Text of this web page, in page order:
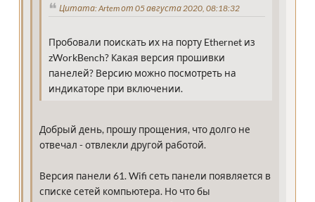
Цитата: Artem от 05 августа 2020, 08:18:32
Пробовали поискать их на порту Ethernet из
zWorkBench? Какая версия прошивки
панелей? Версию можно посмотреть на
индикаторе при включении.
Добрый день, прошу прощения, что долго не
отвечал - отвлекли другой работой.
Версия панели 61. Wifi сеть панели появляется в
списке сетей компьютера. Но что бы